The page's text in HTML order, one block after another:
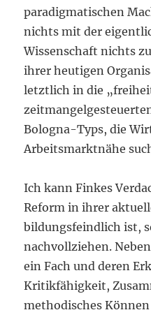
paradigmatischen
nichts mit der
Wissenschaft nichts
ihrer heutigen
letztlich in die
Bologna-Typs, die
Arbeitsmarktnähe
Ich kann Finkes
Reform in ihrer
bildungsfeindlich ist,
nachvollziehen.
ein Fach und deren
Kritikfähigkeit,
methodisches